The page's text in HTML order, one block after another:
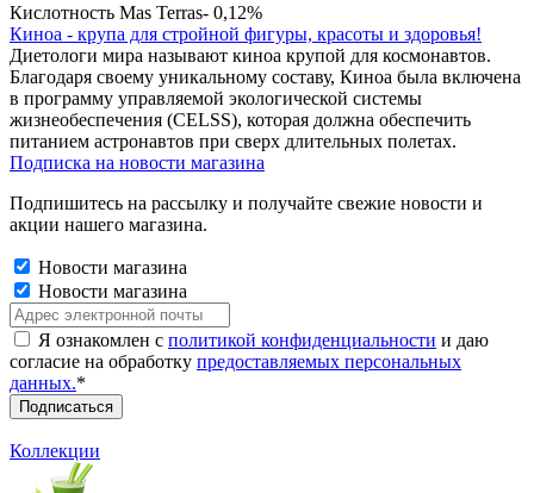
Кислотность Mas Terras- 0,12%
Киноа - крупа для стройной фигуры, красоты и здоровья!
Диетологи мира называют киноа крупой для космонавтов.
Благодаря своему уникальному составу, Киноа была включена
в программу управляемой экологической системы
жизнеобеспечения (CELSS), которая должна обеспечить
питанием астронавтов при сверх длительных полетах.
Подписка на новости магазина
Подпишитесь на рассылку и получайте свежие новости и
акции нашего магазина.
Новости магазина
Новости магазина
Я ознакомлен с политикой конфиденциальности и даю
согласие на обработку предоставляемых персональных
данных.*
Коллекции